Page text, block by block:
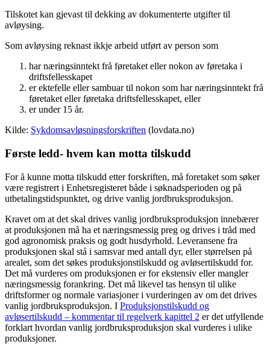
Tilskotet kan gjevast til dekking av dokumenterte utgifter til
avløysing.
Som avløysing reknast ikkje arbeid utført av person som
har næringsinntekt frå føretaket eller nokon av føretaka i
driftsfellesskapet
er ektefelle eller sambuar til nokon som har næringsinntekt frå
føretaket eller føretaka driftsfellesskapet, eller
er under 15 år.
Kilde: Sykdomsavløsningsforskriften (lovdata.no)
Første ledd- hvem kan motta tilskudd
For å kunne motta tilskudd etter forskriften, må foretaket som søker
være registrert i Enhetsregisteret både i søknadsperioden og på
utbetalingstidspunktet, og drive vanlig jordbruksproduksjon.
Kravet om at det skal drives vanlig jordbruksproduksjon innebærer
at produksjonen må ha et næringsmessig preg og drives i tråd med
god agronomisk praksis og godt husdyrhold. Leveransene fra
produksjonen skal stå i samsvar med antall dyr, eller størrelsen på
arealet, som det søkes produksjonstilskudd og avløsertilskudd for.
Det må vurderes om produksjonen er for ekstensiv eller mangler
næringsmessig forankring. Det må likevel tas hensyn til ulike
driftsformer og normale variasjoner i vurderingen av om det drives
vanlig jordbruksproduksjon. I Produksjonstilskudd og
avløsertilskudd – kommentar til regelverk kapittel 2 er det utfyllende
forklart hvordan vanlig jordbruksproduksjon skal vurderes i ulike
produksjoner.